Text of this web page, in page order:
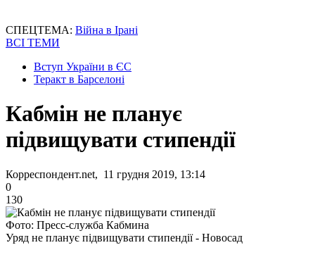
СПЕЦТЕМА: Війна в Ірані
ВСІ ТЕМИ
Вступ України в ЄС
Теракт в Барселоні
Кабмін не планує
підвищувати стипендії
Корреспондент.net, 11 грудня 2019, 13:14
0
130
Фото: Пресс-служба Кабмина
Уряд не планує підвищувати стипендії - Новосад